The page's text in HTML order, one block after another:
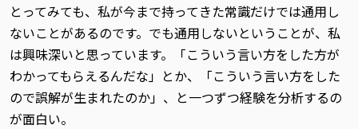
とってみても、私が今まで持ってきた常識だけでは通用し
ないことがあるのです。でも通用しないということが、私
は興味深いと思っています。「こういう言い方をした方が
わかってもらえるんだな」とか、「こういう言い方をした
ので誤解が生まれたのか」、と一つずつ経験を分析するの
が面白い。